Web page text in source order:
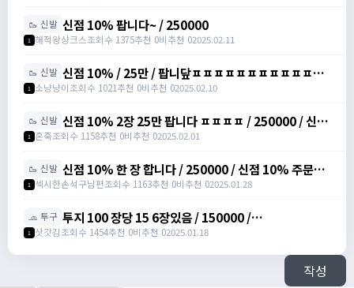
🥾 신발 신점 10% 팝니다~ / 250000
1 해적왕샹크스조회수 1375추천 0비추천 02025.02.11
🥾 신발 신점 10% / 25만 / 팝니닾ㅍㅍㅍㅍㅍㅍㅍㅍㅍㅍㅍㅍ
/ https://open.kakao.com/o/sbuYXofh
1 소냥냥이조회수 1021추천 0비추천 02025.02.10
🥾 신발 신점 10% 2장 25만 팝니다 ㅍㅍㅍㅍ / 250000 / 신발
점프 주문서 10%, 총 2장 /
1 혼죽조회수 1158추천 0비추천 02025.02.01
🥾 신발 신점 10% 한 장 합니다 / 250000 / 신점 10% 주문서
팝니다 / https://open.kakao.com/o/srgUnZch
1 섹시한손석구남편조회수 1163추천 0비추천 02025.01.28
🧢 투구 투지 100 장당 15 6장있음 / 150000 /
https://open.kakao.com/o/szVItdbh
1 삿갓김조회수 1454추천 0비추천 02025.01.18
작성